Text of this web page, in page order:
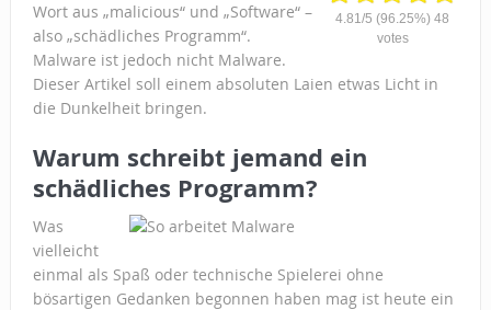
4.81/5 (96.25%)48
votes
Wort aus „malicious“ und „Software“ –
also „schädliches Programm“.
Malware ist jedoch nicht Malware.
Dieser Artikel soll einem absoluten Laien etwas Licht in
die Dunkelheit bringen.
Warum schreibt jemand ein
schädliches Programm?
Was
vielleicht
einmal als Spaß oder technische Spielerei ohne
bösartigen Gedanken begonnen haben mag ist heute ein